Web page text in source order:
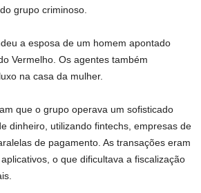
grupo criminoso.
a esposa de um homem apontado
Vermelho. Os agentes também
na casa da mulher.
que o grupo operava um sofisticado
dinheiro, utilizando fintechs, empresas de
de pagamento. As transações eram
o que dificultava a fiscalização